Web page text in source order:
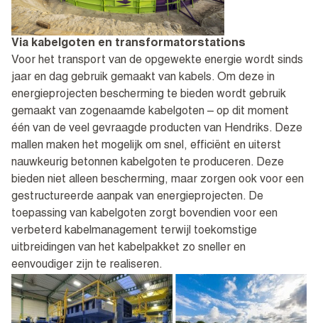
Via kabelgoten en transformatorstations
Voor het transport van de opgewekte energie wordt sinds
jaar en dag gebruik gemaakt van kabels. Om deze in
energieprojecten bescherming te bieden wordt gebruik
gemaakt van zogenaamde kabelgoten – op dit moment
één van de veel gevraagde producten van Hendriks. Deze
mallen maken het mogelijk om snel, efficiënt en uiterst
nauwkeurig betonnen kabelgoten te produceren. Deze
bieden niet alleen bescherming, maar zorgen ook voor een
gestructureerde aanpak van energieprojecten. De
toepassing van kabelgoten zorgt bovendien voor een
verbeterd kabelmanagement terwijl toekomstige
uitbreidingen van het kabelpakket zo sneller en
eenvoudiger zijn te realiseren.